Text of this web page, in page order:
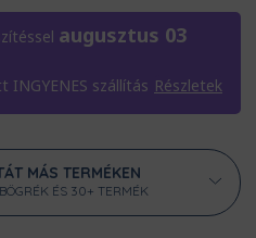
augusztus 03
INGYENES szállítás Részletek
MÁS TERMÉKEN
ÉS 30+ TERMÉK